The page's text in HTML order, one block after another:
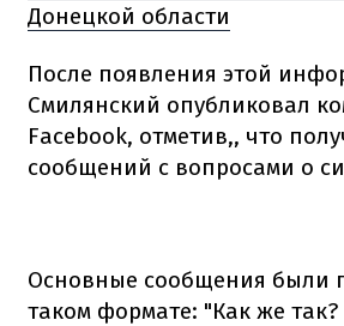
Донецкой области
После появления этой
Смилянский опубликовал
Facebook, отметив,, что
сообщений с вопросами о
Основные сообщения были
таком формате: "Как же